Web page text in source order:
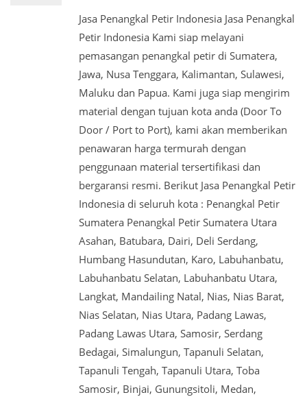
Jasa Penangkal Petir Indonesia Jasa Penangkal
Petir Indonesia Kami siap melayani
pemasangan penangkal petir di Sumatera,
Jawa, Nusa Tenggara, Kalimantan, Sulawesi,
Maluku dan Papua. Kami juga siap mengirim
material dengan tujuan kota anda (Door To
Door / Port to Port), kami akan memberikan
penawaran harga termurah dengan
penggunaan material tersertifikasi dan
bergaransi resmi. Berikut Jasa Penangkal Petir
Indonesia di seluruh kota : Penangkal Petir
Sumatera Penangkal Petir Sumatera Utara
Asahan, Batubara, Dairi, Deli Serdang,
Humbang Hasundutan, Karo, Labuhanbatu,
Labuhanbatu Selatan, Labuhanbatu Utara,
Langkat, Mandailing Natal, Nias, Nias Barat,
Nias Selatan, Nias Utara, Padang Lawas,
Padang Lawas Utara, Samosir, Serdang
Bedagai, Simalungun, Tapanuli Selatan,
Tapanuli Tengah, Tapanuli Utara, Toba
Samosir, Binjai, Gunungsitoli, Medan,